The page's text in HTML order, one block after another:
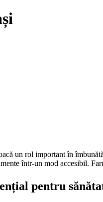
un rol important în
într-un mod accesibil.
pentru